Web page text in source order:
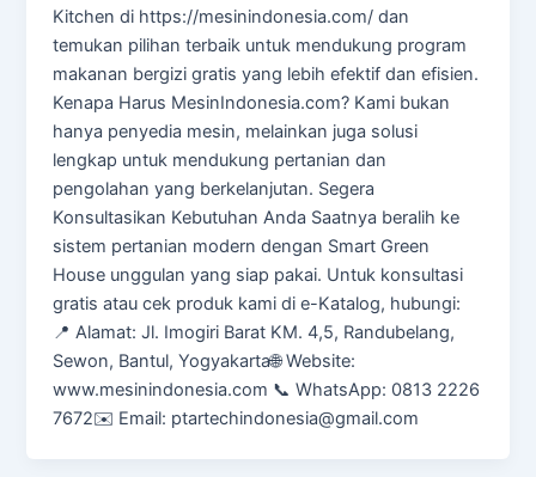
Kitchen di https://mesinindonesia.com/ dan
temukan pilihan terbaik untuk mendukung program
makanan bergizi gratis yang lebih efektif dan efisien.
Kenapa Harus MesinIndonesia.com? Kami bukan
hanya penyedia mesin, melainkan juga solusi
lengkap untuk mendukung pertanian dan
pengolahan yang berkelanjutan. Segera
Konsultasikan Kebutuhan Anda Saatnya beralih ke
sistem pertanian modern dengan Smart Green
House unggulan yang siap pakai. Untuk konsultasi
gratis atau cek produk kami di e-Katalog, hubungi:
📍 Alamat: Jl. Imogiri Barat KM. 4,5, Randubelang,
Sewon, Bantul, Yogyakarta🌐 Website:
www.mesinindonesia.com 📞 WhatsApp: 0813 2226
7672✉️ Email: ptartechindonesia@gmail.com